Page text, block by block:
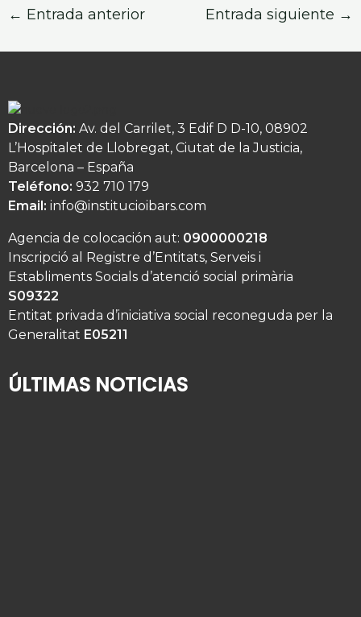
← Entrada anterior Entrada siguiente →
Dirección: Av. del Carrilet, 3 Edif D D-10, 08902
L’Hospitalet de Llobregat, Ciutat de la Justicia,
Barcelona – España
Teléfono: 932 710 179
Email: info@institucioibars.com
Agencia de colocación aut: 0900000218
Inscripció al Registre d’Entitats, Serveis i
Establiments Socials d’atenció social primària
S09322
Entitat privada d’iniciativa social reconeguda per la
Generalitat E05211
ÚLTIMAS NOTICIAS